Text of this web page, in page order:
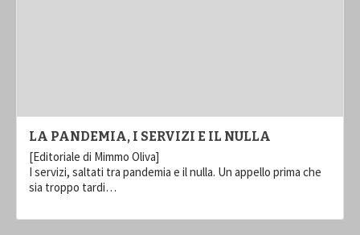
LA PANDEMIA, I SERVIZI E IL NULLA
[Editoriale di Mimmo Oliva]
I servizi, saltati tra pandemia e il nulla. Un appello prima che
sia troppo tardi…